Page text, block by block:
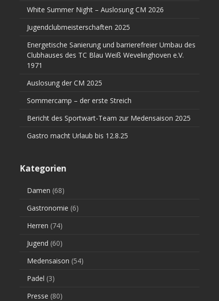
White Summer Night – Auslosung CM 2026
Jugendclubmeisterschaften 2025
Energetische Sanierung und barrierefreier Umbau des
Clubhauses des TC Blau Weiß Wevelinghoven e.V.
1971
Auslosung der CM 2025
Sommercamp – der erste Streich
Bericht des Sportwart-Team zur Medensaison 2025
Gastro macht Urlaub bis 12.8.25
Kategorien
Damen (68)
Gastronomie (6)
Herren (74)
Jugend (60)
Medensaison (54)
Padel (3)
Presse (80)